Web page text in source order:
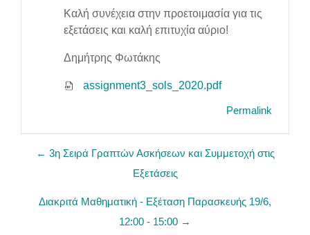
Καλή συνέχεια στην προετοιμασία για τις
εξετάσεις και καλή επιτυχία αύριο!
Δημήτρης Φωτάκης
assignment3_sols_2020.pdf
Permalink
← 3η Σειρά Γραπτών Ασκήσεων και Συμμετοχή στις
Εξετάσεις
Διακριτά Μαθηματική - Εξέταση Παρασκευής 19/6,
12:00 - 15:00 →